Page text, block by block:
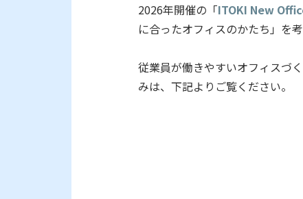
2026年開催の「ITOKI New
に合ったオフィスのかたち」を
従業員が働きやすいオフィスづ
みは、下記よりご覧ください。